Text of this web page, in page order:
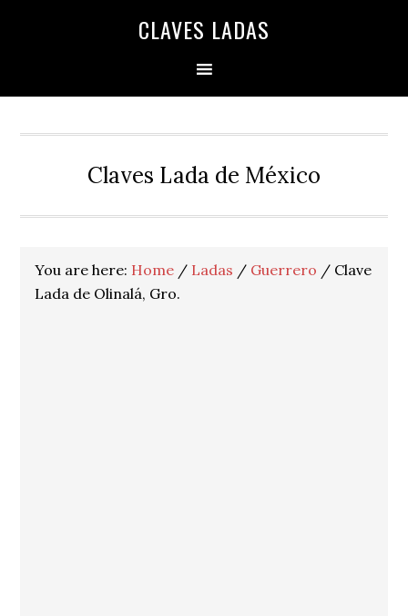
CLAVES LADAS
Claves Lada de México
You are here: Home / Ladas / Guerrero / Clave
Lada de Olinalá, Gro.